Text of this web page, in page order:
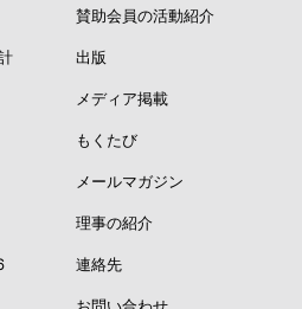
賛助会員の活動紹介
出版
メディア掲載
もくたび
メールマガジン
理事の紹介
連絡先